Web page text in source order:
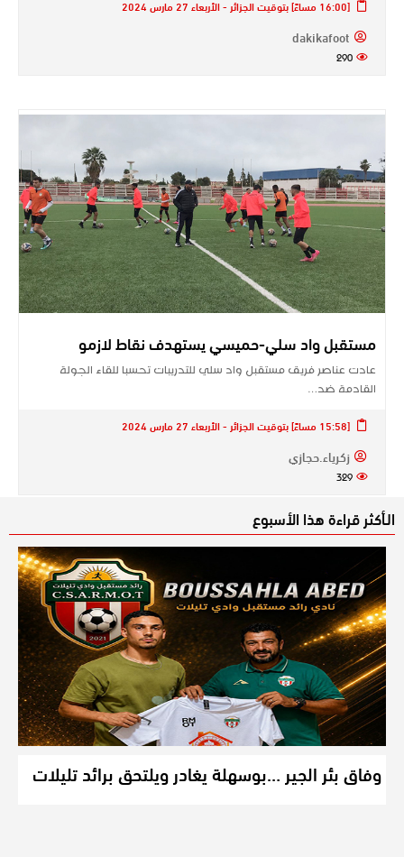
[16:00 مساءً] بتوقيت الجزائر - الأربعاء 27 مارس 2024
dakikafoot
290
مستقبل واد سلي-حميسي يستهدف نقاط لازمو
عادت عناصر فريق مستقبل واد سلي للتدريبات تحسبا للقاء الجولة
القادمة ضد…
[15:58 مساءً] بتوقيت الجزائر - الأربعاء 27 مارس 2024
زكرياء.حجازي
329
الـأكثر قراءة هذا الأسبوع
وفاق بئر الجير …بوسهلة يغادر ويلتحق برائد تليلات